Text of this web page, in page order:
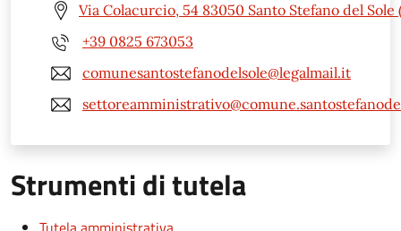
Via Colacurcio, 54 83050 Santo Stefano del Sole
+39 0825 673053
comunesantostefanodelsole@legalmail.it
Strumenti di tutela